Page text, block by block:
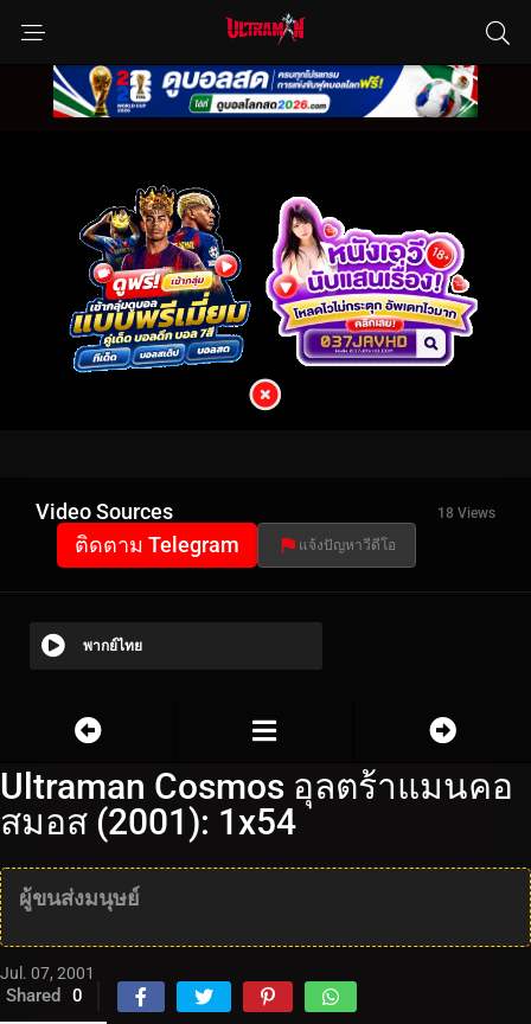
Video Sources 18 Views
ติดตาม Telegram แจ้งปัญหาวีดีโอ
พากย์ไทย
Ultraman Cosmos อุลตร้าแมนคอ
สมอส (2001): 1x54
ผู้ขนส่งมนุษย์
Jul. 07, 2001
Shared 0